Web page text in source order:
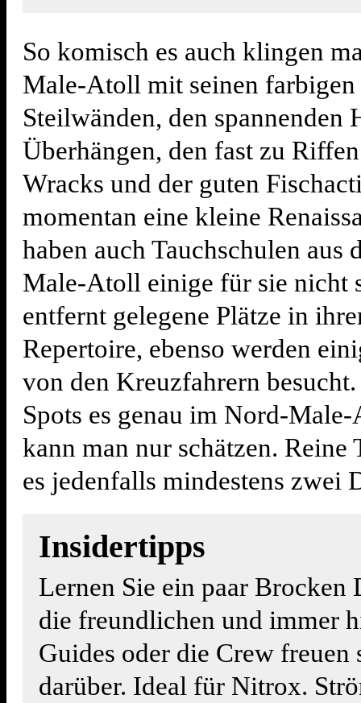
So komisch es auch klingen
Male-Atoll mit seinen
Steilwänden, den spannenden
Überhängen, den fast zu
Wracks und der guten
momentan eine kleine
haben auch Tauchschulen aus
Male-Atoll einige für sie nicht
entfernt gelegene Plätze in
Repertoire, ebenso werden
von den Kreuzfahrern
Spots es genau im Nord-
kann man nur schätzen. Reine
es jedenfalls mindestens zwei
Insidertipps
Lernen Sie ein paar Brocken
die freundlichen und immer
Guides oder die Crew freuen
darüber. Ideal für Nitrox.